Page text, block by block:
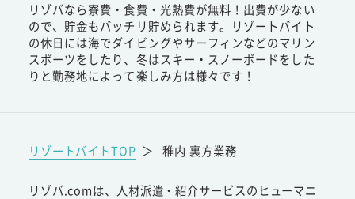
リゾバなら寮費・食費・光熱費が無料！出費が少ない
ので、貯金もバッチリ貯められます。リゾートバイト
の休日には海でダイビングやサーフィンなどのマリン
スポーツをしたり、冬はスキー・スノーボードをした
りと勤務地によって楽しみ方は様々です！
リゾートバイトTOP ＞ 稚内 裏方業務
リゾバ.comは、人材派遣・紹介サービスのヒューマニ